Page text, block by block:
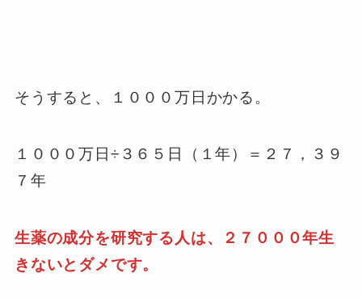
そうすると、１０００万日かかる。
１０００万日÷３６５日（１年）＝２７，３９
７年
生薬の成分を研究する人は、２７０００年生
きないとダメです。